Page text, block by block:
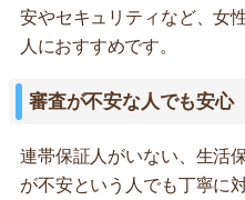
安やセキュリティなど、女
人におすすめです。
審査が不安な人でも安心
連帯保証人がいない、生活
が不安という人でも丁寧に